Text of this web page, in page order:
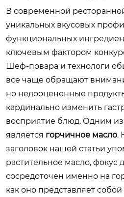
В современной
уникальных вкусовых
функциональных
ключевым фактором
Шеф-повара и технологи
все чаще обращают
но недооцененные
кардинально изменить
восприятие блюд. Одним из
является горчичное масло.
заголовок нашей статьи
растительное масло, фокус
сосредоточен именно на
как оно представляет